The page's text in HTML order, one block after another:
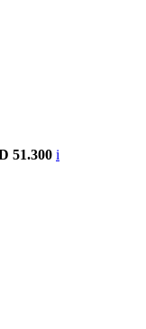
51.300 i